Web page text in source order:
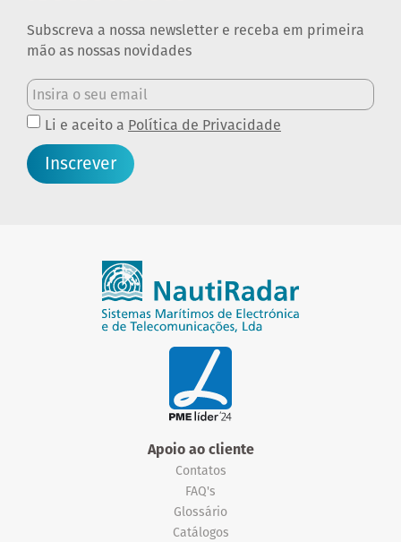
Subscreva a nossa newsletter e receba em primeira
mão as nossas novidades
Li e aceito a Política de Privacidade
Inscrever
Apoio ao cliente
Contatos
FAQ's
Glossário
Catálogos